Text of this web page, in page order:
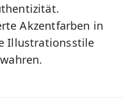
Akzentfarben in
Illustrationsstile